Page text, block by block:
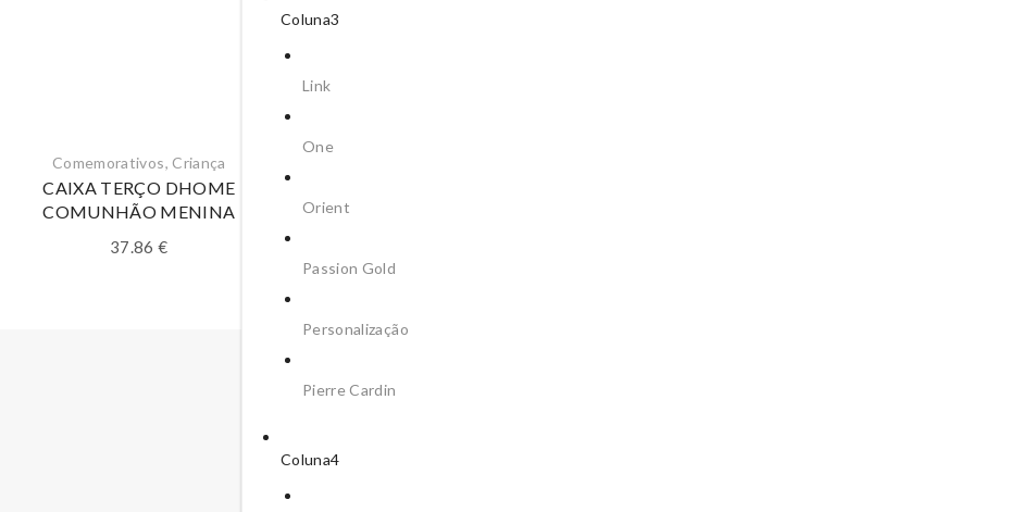
Coluna3
Link
One
Orient
Passion Gold
Personalização
Pierre Cardin
Coluna4
Comemorativos, Criança
CAIXA TERÇO DHOME
COMUNHÃO MENINA
37.86€